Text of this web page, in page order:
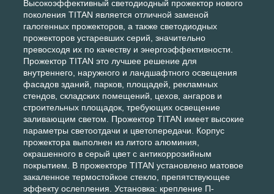
Высокоэффективный светодиодный прожектор нового
поколения TITAN является отличной заменой
галогенных прожекторов, а также светодиодных
прожекторов устаревших серий, значительно
превосходя их по качеству и энергоэффективности.
Прожектор TITAN это лучшее решение для
внутреннего, наружного и ландшафтного освещения
фасадов зданий, парков, площадей, рекламных
стендов, складских помещений, цехов, ангаров и
строительных площадок, требующих освещение
заливающим светом. Прожектор TITAN имеет высокие
параметры светоотдачи и цветопередачи. Корпус
прожектора выполнен из литого алюминия,
окрашенного в серый цвет с антикоррозийным
покрытием. В прожекторе TITAN установлено матовое
закаленное термостойкое стекло, препятствующее
эффекту ослепления. Установка: крепление П-